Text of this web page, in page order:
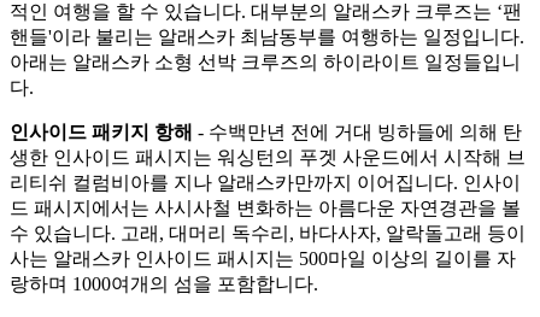
적인 여행을 할 수 있습니다. 대부분의 알래스카 크루즈는 ‘팬
핸들'이라 불리는 알래스카 최남동부를 여행하는 일정입니다.
아래는 알래스카 소형 선박 크루즈의 하이라이트 일정들입니
다.
인사이드 패키지 항해 - 수백만년 전에 거대 빙하들에 의해 탄
생한 인사이드 패시지는 워싱턴의 푸겟 사운드에서 시작해 브
리티쉬 컬럼비아를 지나 알래스카만까지 이어집니다. 인사이
드 패시지에서는 사시사철 변화하는 아름다운 자연경관을 볼
수 있습니다. 고래, 대머리 독수리, 바다사자, 알락돌고래 등이
사는 알래스카 인사이드 패시지는 500마일 이상의 길이를 자
랑하며 1000여개의 섬을 포함합니다.